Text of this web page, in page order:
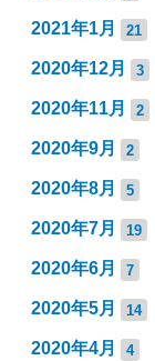
2021年1月 21
2020年12月 3
2020年11月 2
2020年9月 2
2020年8月 5
2020年7月 19
2020年6月 7
2020年5月 14
2020年4月 4